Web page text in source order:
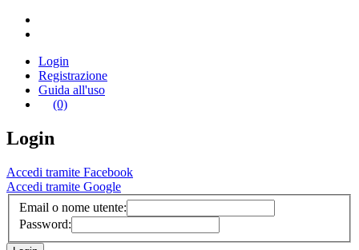
Login
Registrazione
Guida all'uso
(0)
Login
Accedi tramite Facebook
Accedi tramite Google
Email o nome utente:
Password: